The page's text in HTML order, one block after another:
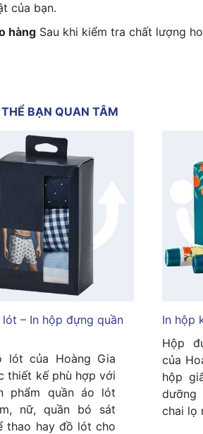
của bạn.
hàng Sau khi kiểm tra chất lượng
BẠN QUAN TÂM
– In hộp đựng quần
lót của Hoàng Gia
thiết kế phù hợp với
phẩm quần áo lót
nữ, quần bó sát
thao hay đồ lót cho
In hộp
Hộp
của
hộp
chai lọ